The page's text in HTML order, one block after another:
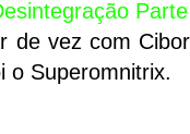
de vez com
o Superomnitrix.